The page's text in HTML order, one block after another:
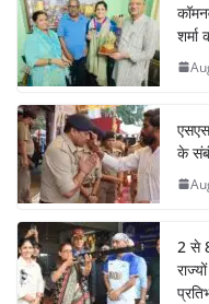
के
2 से